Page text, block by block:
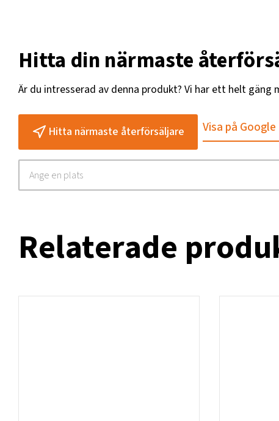
Hitta din närmaste
Är du intresserad av denna produkt? Vi har ett helt
Hitta närmaste återförsäljare Visa på
Relaterade